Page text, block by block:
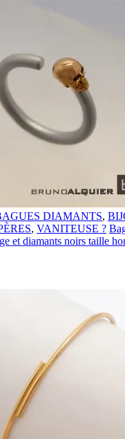
DIAMANTS,
, VANITEUSE ?
et diamants noirs taille